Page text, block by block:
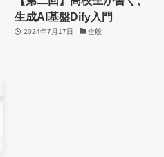
生成AI基盤Dify入門
2024年7月17日 全般